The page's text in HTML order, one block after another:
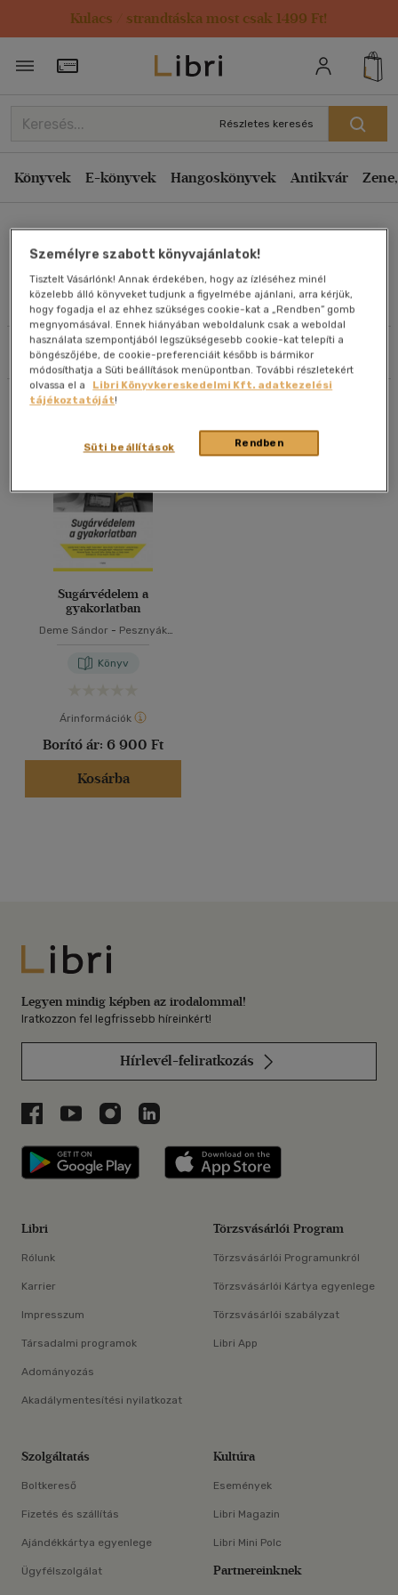
Kulacs / strandtáska most csak 1499 Ft!
Törzsvásárlói Kártya adatai
Részletes keresés
Könyvek E-könyvek Hangoskönyvek Antikvár
Deme Sándor
Művei
Szűrés Rendezés
Rendezés
Kiadás éve szerint csökkenő
Ár szerint csökkenő
Eladott darabszám szerint csökkenő
Eladott darabszám szerint növekvő
Cím szerint A-Z
Szerző szerint A-Z
Megjelenítés
20 db / oldal
Alkalmaz
Sugárvédelem a
gyakorlatban
Deme Sándor - Pesznyák
Könyv
Árinformációk
Borító ár: 6 900 Ft
Kosárba
Libri
Legyen mindig képben az irodalommal!
Iratkozzon fel legfrissebb híreinkért!
Hírlevél-feliratkozás
Libri a Facebookon
Libri a Youtube-on
Libri az Instagramon
Libri a LinkedInen
Libri applikáció Szerezd meg: Google
Libri
Rólunk
Karrier
Impresszum
Társadalmi programok
Adományozás
Akadálymentesítési nyilatkozat
Törzsvásárlói Program
Törzsvásárlói Programunkról
Törzsvásárlói Kártya egyenlege
Törzsvásárlói szabályzat
Libri App
Szolgáltatás
Boltkereső
Fizetés és szállítás
Ajándékkártya egyenlege
Ügyfélszolgálat
Kultúra
Események
Libri Magazin
Libri Mini Polc
Partnereinknek
Személyre szabott könyvajánlatok!
Tisztelt Vásárlónk! Annak érdekében, hogy az ízléséhez minél
közelebb álló könyveket tudjunk a figyelmébe ajánlani, arra kérjük,
hogy fogadja el az ehhez szükséges cookie-kat a „Rendben” gomb
megnyomásával. Ennek hiányában weboldalunk csak a weboldal
használata szempontjából legszükségesebb cookie-kat telepíti a
böngészőjébe, de cookie-preferenciáit később is bármikor
módosíthatja a Süti beállítások menüpontban. További részletekért
olvassa el a
Libri Könyvkereskedelmi Kft. adatkezelési
tájékoztatóját!
Rendben
Süti beállítások